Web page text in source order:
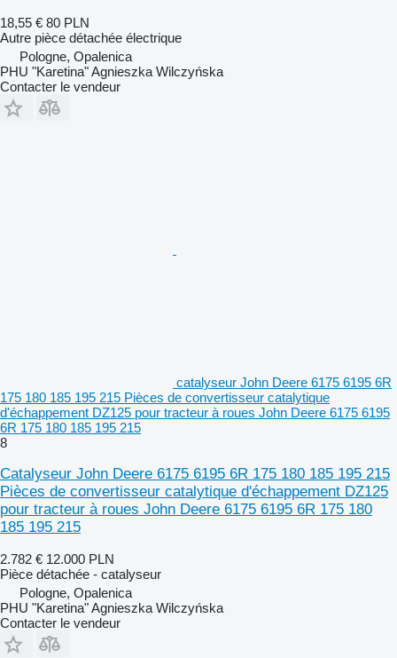
18,55 € 80 PLN
Autre pièce détachée électrique
Pologne, Opalenica
PHU "Karetina" Agnieszka Wilczyńska
Contacter le vendeur
catalyseur John Deere 6175 6195 6R
175 180 185 195 215 Pièces de convertisseur catalytique
d'échappement DZ125 pour tracteur à roues John Deere 6175 6195
6R 175 180 185 195 215
8
Catalyseur John Deere 6175 6195 6R 175 180 185 195 215
Pièces de convertisseur catalytique d'échappement DZ125
pour tracteur à roues John Deere 6175 6195 6R 175 180
185 195 215
2.782 € 12.000 PLN
Pièce détachée - catalyseur
Pologne, Opalenica
PHU "Karetina" Agnieszka Wilczyńska
Contacter le vendeur